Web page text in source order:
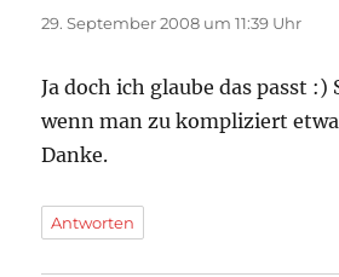
29. September 2008 um 11:39 Uhr
Ja doch ich glaube das passt :)
wenn man zu kompliziert
Danke.
Antworten